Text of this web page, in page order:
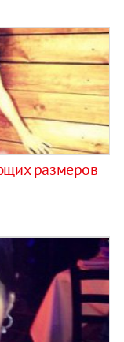
размеров